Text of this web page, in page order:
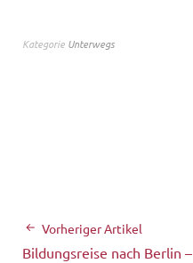
Kategorie Unterwegs
Vorheriger Artikel
Bildungsreise nach Berlin –